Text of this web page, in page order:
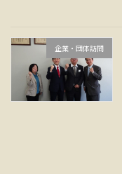
企業・団体訪問